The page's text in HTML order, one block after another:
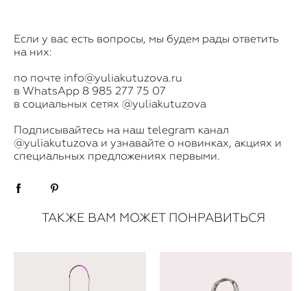
Если у вас есть вопросы, мы будем рады ответить
на них:
по почте info@yuliakutuzova.ru
в WhatsApp 8 985 277 75 07
в социальных сетях @yuliakutuzova
​Подписывайтесь на наш telegram канал
@yuliakutuzova и узнавайте о новинках, акциях и
специальных предложениях первыми.
ТАКЖЕ ВАМ МОЖЕТ ПОНРАВИТЬСЯ